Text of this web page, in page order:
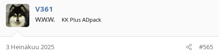
V361
W.W.W. KK Plus ADpack
3 Heinäkuu 2025 #565